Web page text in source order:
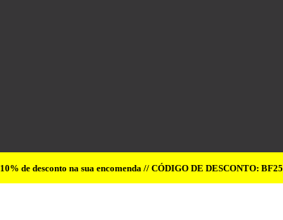
10% de desconto na sua encomenda // CÓDIGO DE DESCONTO: BF25